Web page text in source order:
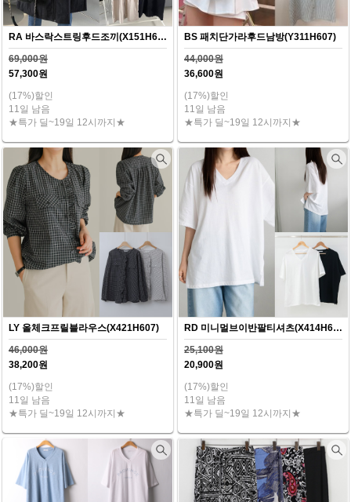
RA 바스락스트링후드조끼(X151H607)
69,000원
57,300원
(17%)할인
11일 남음
★특가 딜~19일 12시까지★
BS 패치단가라후드남방(Y311H607)
44,000원
36,600원
(17%)할인
11일 남음
★특가 딜~19일 12시까지★
LY 올체크프릴블라우스(X421H607)
46,000원
38,200원
(17%)할인
11일 남음
★특가 딜~19일 12시까지★
RD 미니멀브이반팔티셔츠(X414H607)
25,100원
20,900원
(17%)할인
11일 남음
★특가 딜~19일 12시까지★